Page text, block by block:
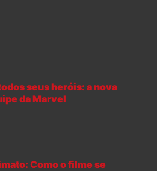
seus heróis: a nova
da Marvel
Como o filme se